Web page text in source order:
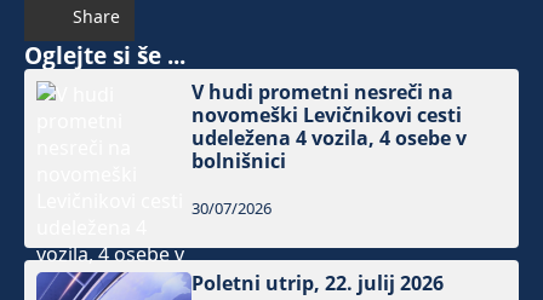
Share
Oglejte si še ...
V hudi prometni nesreči na
novomeški Levičnikovi cesti
udeležena 4 vozila, 4 osebe v
bolnišnici
30/07/2026
Poletni utrip, 22. julij 2026